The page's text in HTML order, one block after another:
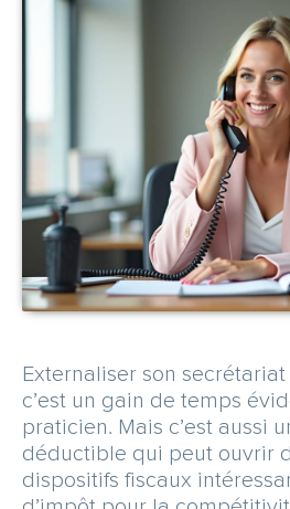
Externaliser son
c’est un gain de temps
praticien. Mais c’est aussi
déductible qui peut ouvrir
dispositifs fiscaux
NOUS CONTACTER
OBTENEZ UN DEVIS
SERVICE & APPEL GRATUIT